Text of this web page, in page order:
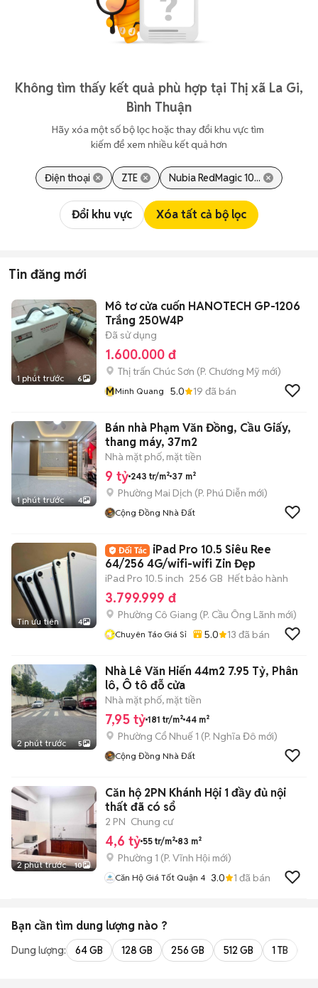
Không tìm thấy kết quả phù hợp tại Thị xã La Gi,
Bình Thuận
Hãy xóa một số bộ lọc hoặc thay đổi khu vực tìm
kiếm để xem nhiều kết quả hơn
Điện thoại ZTE Nubia RedMagic 10...
Đổi khu vực Xóa tất cả bộ lọc
Tin đăng mới
1 phút trước 6
Mô tơ cửa cuốn HANOTECH GP-1206
Trắng 250W4P
Đã sử dụng
1.600.000 đ
Thị trấn Chúc Sơn (P. Chương Mỹ mới)
MMinh Quang 5.0 19 đã bán
1 phút trước 4
Bán nhà Phạm Văn Đồng, Cầu Giấy,
thang máy, 37m2
Nhà mặt phố, mặt tiền
9 tỷ 243 tr/m² 37 m²
Phường Mai Dịch (P. Phú Diễn mới)
Cộng Đồng Nhà Đất
Tin ưu tiên 4
iPad Pro 10.5 Siêu Ree
64/256 4G/wifi-wifi Zin Đẹp
iPad Pro 10.5 inch 256 GB Hết bảo hành
3.799.999 đ
Phường Cô Giang (P. Cầu Ông Lãnh mới)
Chuyên Táo Giá Sỉ 5.0 13 đã bán
2 phút trước 5
Nhà Lê Văn Hiến 44m2 7.95 Tỷ, Phân
lô, Ô tô đỗ cửa
Nhà mặt phố, mặt tiền
7,95 tỷ 181 tr/m² 44 m²
Phường Cổ Nhuế 1 (P. Nghĩa Đô mới)
Cộng Đồng Nhà Đất
2 phút trước 10
Căn hộ 2PN Khánh Hội 1 đầy đủ nội
thất đã có sổ
2 PN Chung cư
4,6 tỷ 55 tr/m² 83 m²
Phường 1 (P. Vĩnh Hội mới)
Căn Hộ Giá Tốt Quận 4 3.0 1 đã bán
Bạn cần tìm dung lượng nào ?
Dung lượng: 64 GB 128 GB 256 GB 512 GB 1 TB